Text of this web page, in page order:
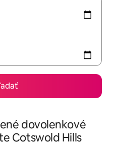
dovolenkové
Cotswold Hills